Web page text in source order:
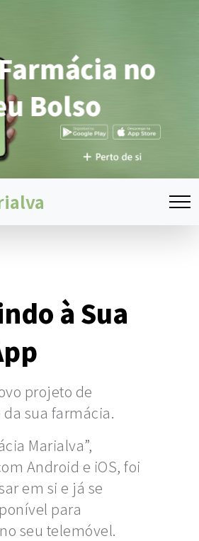
no
Bolso
à Sua
projeto de
sua farmácia.
Marialva”,
Android e iOS, foi
em si e já se
para
seu telemóvel.